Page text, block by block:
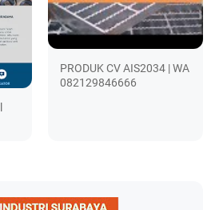
PRODUK CV AIS2034 | WA
082129846666